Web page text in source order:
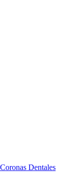
Coronas Dentales